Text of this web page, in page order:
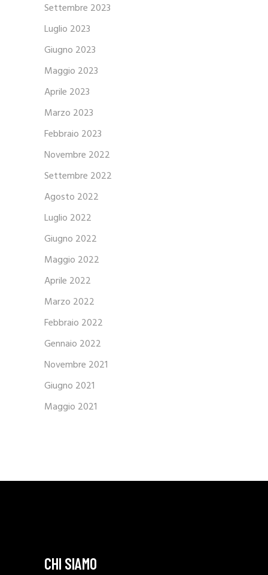
Settembre 2023
Luglio 2023
Giugno 2023
Maggio 2023
Aprile 2023
Marzo 2023
Febbraio 2023
Novembre 2022
Settembre 2022
Agosto 2022
Luglio 2022
Giugno 2022
Maggio 2022
Aprile 2022
Marzo 2022
Febbraio 2022
Gennaio 2022
Novembre 2021
Giugno 2021
Maggio 2021
CHI SIAMO